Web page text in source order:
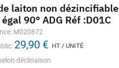
laiton non dézincifiable
égal 90° ADG Réf :D01C
M020872
29,90 € HT / UNITÉ
déclinaison